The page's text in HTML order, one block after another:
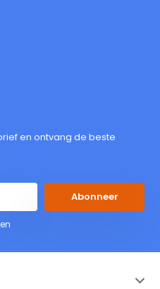
en ontvang de beste
Abonneer